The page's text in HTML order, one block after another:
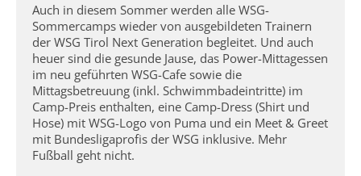
Auch in diesem Sommer werden alle WSG-
Sommercamps wieder von ausgebildeten Trainern
der WSG Tirol Next Generation begleitet. Und auch
heuer sind die gesunde Jause, das Power-Mittagessen
im neu geführten WSG-Cafe sowie die
Mittagsbetreuung (inkl. Schwimmbadeintritte) im
Camp-Preis enthalten, eine Camp-Dress (Shirt und
Hose) mit WSG-Logo von Puma und ein Meet & Greet
mit Bundesligaprofis der WSG inklusive. Mehr
Fußball geht nicht.